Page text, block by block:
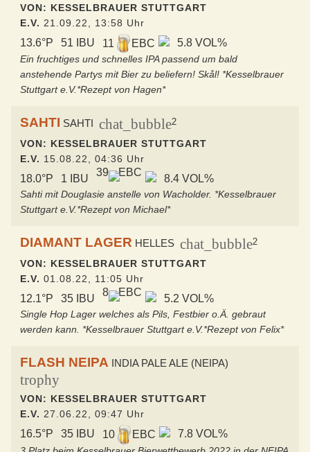
VON: KESSELBRAUER STUTTGART
E.V. 21.09.22, 13:58 Uhr
13.6°P 51 IBU 11 EBC 5.8 VOL%
Ein fruchtiges und schnelles IPA passend um bald
anstehende Partys mit Bier zu beliefern! Skål! *Kesselbrauer
Stuttgart e.V.*Rezept von Hagen*
SAHTI SAHTI chat_bubble2
VON: KESSELBRAUER STUTTGART
E.V. 15.08.22, 04:36 Uhr
18.0°P 1 IBU
39 EBC
8.4 VOL%
Sahti mit Douglasie anstelle von Wacholder. *Kesselbrauer
Stuttgart e.V.*Rezept von Michael*
DIAMANT LAGER HELLES chat_bubble2
VON: KESSELBRAUER STUTTGART
E.V. 01.08.22, 11:05 Uhr
12.1°P 35 IBU
8 EBC
5.2 VOL%
Single Hop Lager welches als Pils, Festbier o.Ä. gebraut
werden kann. *Kesselbrauer Stuttgart e.V.*Rezept von Felix*
FLASH NEIPA INDIA PALE ALE (NEIPA)
trophy
VON: KESSELBRAUER STUTTGART
E.V. 27.06.22, 09:47 Uhr
16.5°P 35 IBU 10 EBC 7.8 VOL%